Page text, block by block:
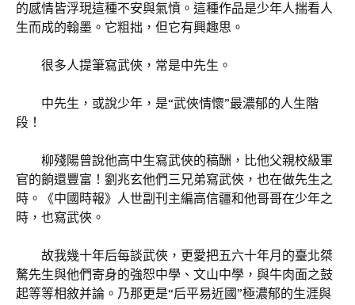
的感情皆浮現這種不安與氣憤。這種作品是少年人揣看人
生而成的翰墨。它粗拙，但它有興趣思。
很多人提筆寫武俠，常是中先生。
中先生，或說少年，是“武俠情懷”最濃郁的人生階
段！
柳殘陽曾說他高中生寫武俠的稿酬，比他父親校級軍
官的餉還豐富！劉兆玄他們三兄弟寫武俠，也在做先生之
時。《中國時報》人世副刊主編高信疆和他哥哥在少年之
時，也寫武俠。
故我幾十年后每談武俠，更愛把五六十年月的臺北桀
驁先生與他們寄身的強恕中學、文山中學，與牛肉面之鼓
起等等相敘并論。乃那更是“后平易近國”極濃郁的生涯與